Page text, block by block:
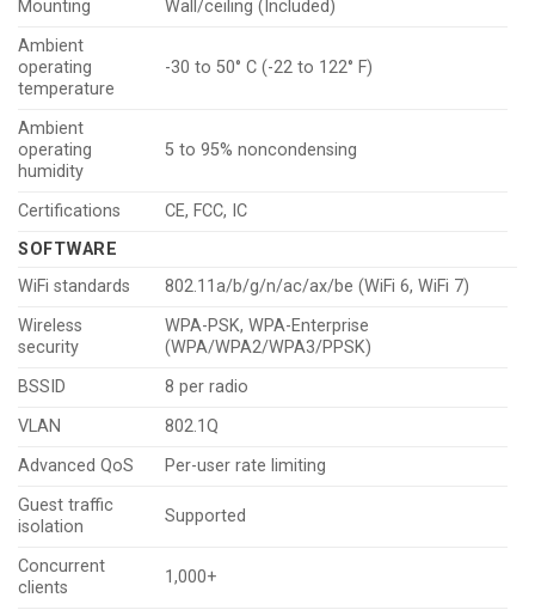
Mounting
Wall/ceiling (Included)
Ambient
operating
temperature
-30 to 50° C (-22 to 122° F)
Ambient
operating
humidity
5 to 95% noncondensing
Certifications
CE, FCC, IC
SOFTWARE
WiFi standards
802.11a/b/g/n/ac/ax/be (WiFi 6, WiFi 7)
Wireless
security
WPA-PSK, WPA-Enterprise
(WPA/WPA2/WPA3/PPSK)
BSSID
8 per radio
VLAN
802.1Q
Advanced QoS
Per-user rate limiting
Guest traffic
isolation
Supported
Concurrent
clients
1,000+